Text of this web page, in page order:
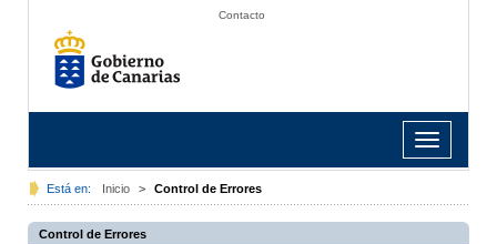
Contacto
Toggle
navigation
Está en: Inicio > Control de Errores
Control de Errores